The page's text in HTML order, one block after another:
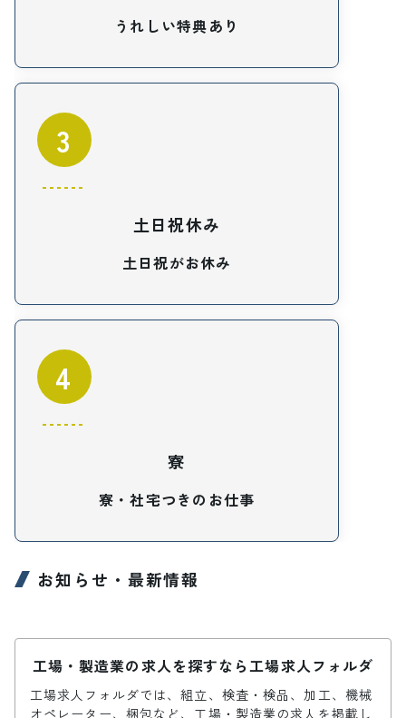
うれしい特典あり
3
土日祝休み
土日祝がお休み
4
寮
寮・社宅つきのお仕事
お知らせ・最新情報
工場・製造業の求人を探すなら工場求人フォルダ
工場求人フォルダでは、組立、検査・検品、加工、機械
オペレーター、梱包など、工場・製造業の求人を掲載し